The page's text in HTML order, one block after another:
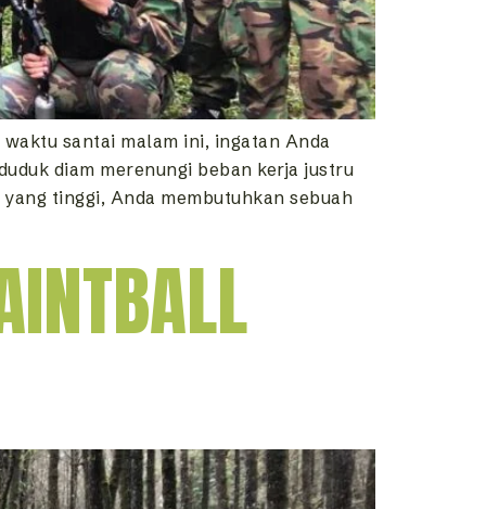
santai malam ini, ingatan Anda
diam merenungi beban kerja justru
tinggi, Anda membutuhkan sebuah